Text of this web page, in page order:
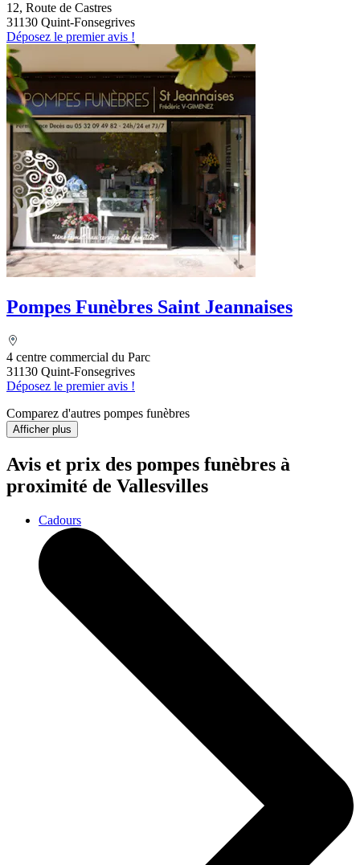
12, Route de Castres
31130 Quint-Fonsegrives
Déposez le premier avis !
Pompes Funèbres Saint Jeannaises
4 centre commercial du Parc
31130 Quint-Fonsegrives
Déposez le premier avis !
Comparez d'autres pompes funèbres
Afficher plus
Avis et prix des pompes funèbres à
proximité de Vallesvilles
Cadours